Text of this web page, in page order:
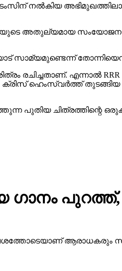
ടൈംസിന് നല്‍കിയ
അതുല്യമായ
സാമ്യമുണ്ടെന്ന്
രചിച്ചതാണ്. എന്നാല്‍
ക്രിസ് ഹെംസ്വര്‍ത്ത്
പുതിയ ചിത്രത്തിന്റെ
ഗാനം
ആരാധകരും